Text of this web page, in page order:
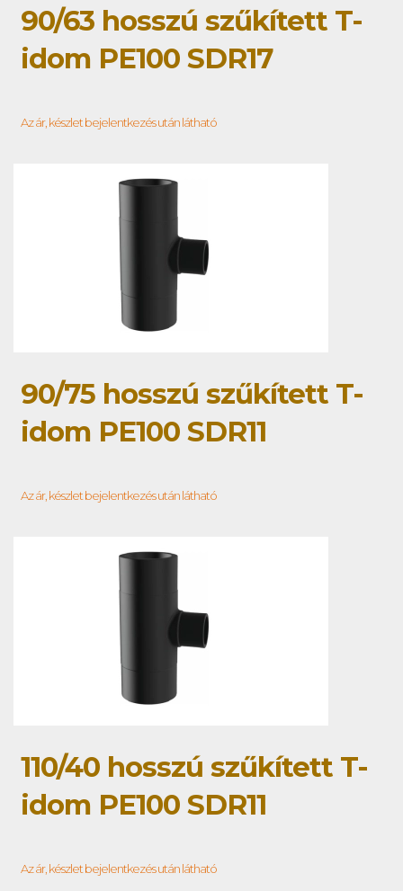
90/63 hosszú szűkített T-
idom PE100 SDR17
Az ár, készlet bejelentkezés után látható
90/75 hosszú szűkített T-
idom PE100 SDR11
Az ár, készlet bejelentkezés után látható
110/40 hosszú szűkített T-
idom PE100 SDR11
Az ár, készlet bejelentkezés után látható